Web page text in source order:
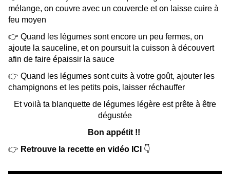
mélange, on couvre avec un couvercle et on laisse cuire à
feu moyen
👉 Quand les légumes sont encore un peu fermes, on
ajoute la sauceline, et on poursuit la cuisson à découvert
afin de faire épaissir la sauce
👉 Quand les légumes sont cuits à votre goût, ajouter les
champignons et les petits pois, laisser réchauffer
Et voilà ta blanquette de légumes légère est prête à être
dégustée
Bon appétit !!
👉 Retrouve la recette en vidéo ICI 👇